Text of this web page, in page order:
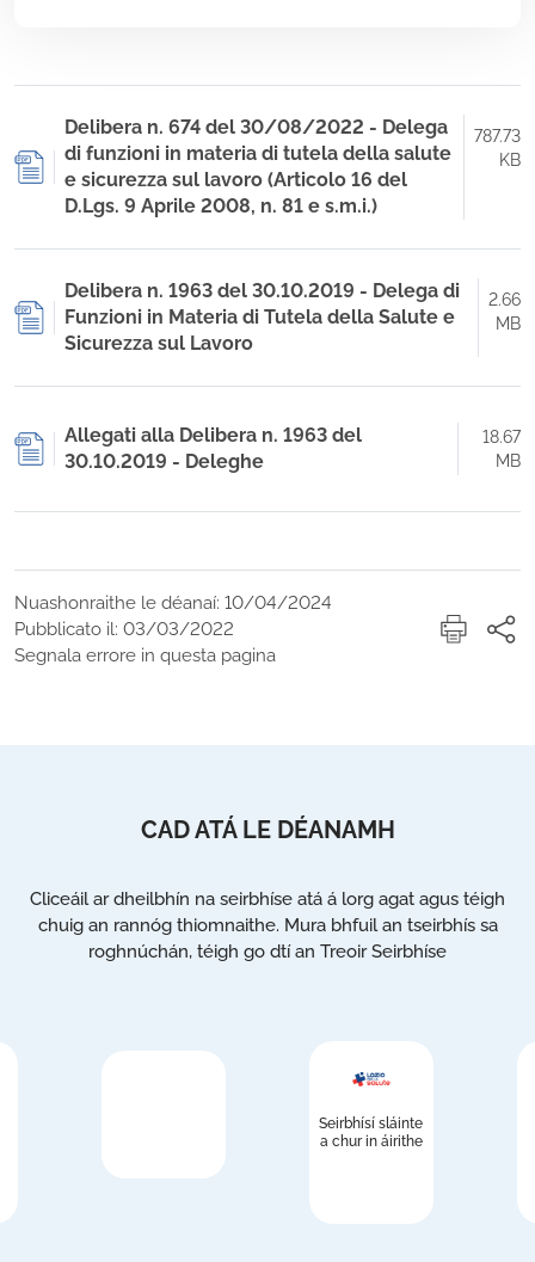
Delibera n. 674 del 30/08/2022 - Delega
di funzioni in materia di tutela della salute
e sicurezza sul lavoro (Articolo 16 del
D.Lgs. 9 Aprile 2008, n. 81 e s.m.i.)
787.73
KB
Delibera n. 1963 del 30.10.2019 - Delega di
Funzioni in Materia di Tutela della Salute e
Sicurezza sul Lavoro
2.66
MB
Allegati alla Delibera n. 1963 del
30.10.2019 - Deleghe
18.67
MB
Nuashonraithe le déanaí: 10/04/2024
Pubblicato il: 03/03/2022
Segnala errore in questa pagina
CAD ATÁ LE DÉANAMH
Cliceáil ar dheilbhín na seirbhíse atá á lorg agat agus téigh
chuig an rannóg thiomnaithe. Mura bhfuil an tseirbhís sa
roghnúchán, téigh go dtí an Treoir Seirbhíse
Seirbhísí sláinte
a chur in áirithe